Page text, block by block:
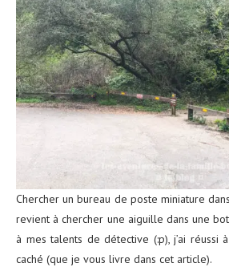
Chercher un bureau de poste miniature
revient à chercher une aiguille dans une
à mes talents de détective (:p), j’ai réussi
caché (que je vous livre dans cet article).